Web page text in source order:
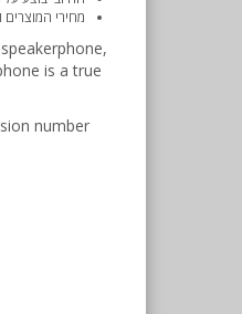
מחירי המוצרים
is a true
number